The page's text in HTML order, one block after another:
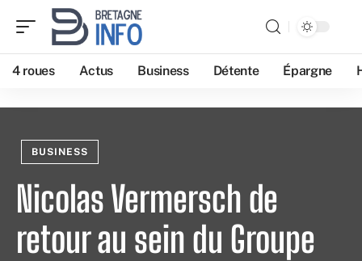
4 roues Actus Business Détente Épargne
BUSINESS
Nicolas Vermersch de
retour au sein du Groupe